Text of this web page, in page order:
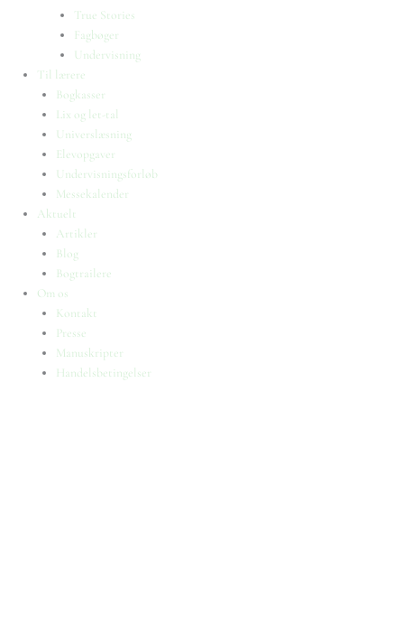
True Stories
Fagbøger
Undervisning
Til lærere
Bogkasser
Lix og let-tal
Universlæsning
Elevopgaver
Undervisningsforløb
Messekalender
Aktuelt
Artikler
Blog
Bogtrailere
Om os
Kontakt
Presse
Manuskripter
Handelsbetingelser